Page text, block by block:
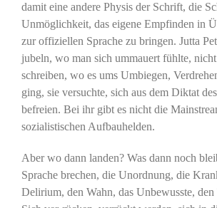
damit eine andere Physis der Schrift, die
Unmöglichkeit, das eigene Empfinden in
zur offiziellen Sprache zu bringen. Jutta
jubeln, wo man sich ummauert fühlte,
schreiben, wo es ums Umbiegen,
ging, sie versuchte, sich aus dem Diktat
befreien. Bei ihr gibt es nicht die
sozialistischen Aufbauhelden.
Aber wo dann landen? Was dann noch
Sprache brechen, die Unordnung, die
Delirium, den Wahn, das Unbewusste,